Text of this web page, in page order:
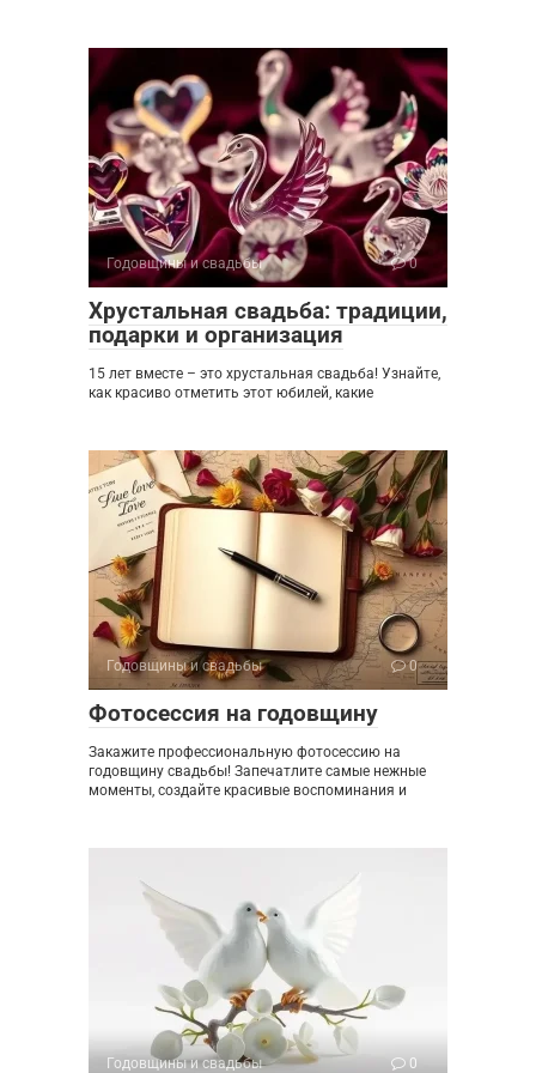
Годовщины и свадьбы 0
Хрустальная свадьба: традиции,
подарки и организация
15 лет вместе – это хрустальная свадьба! Узнайте,
как красиво отметить этот юбилей, какие
Годовщины и свадьбы 0
Фотосессия на годовщину
Закажите профессиональную фотосессию на
годовщину свадьбы! Запечатлите самые нежные
моменты, создайте красивые воспоминания и
Годовщины и свадьбы 0